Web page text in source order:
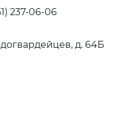
237-06-06
д. 64Б